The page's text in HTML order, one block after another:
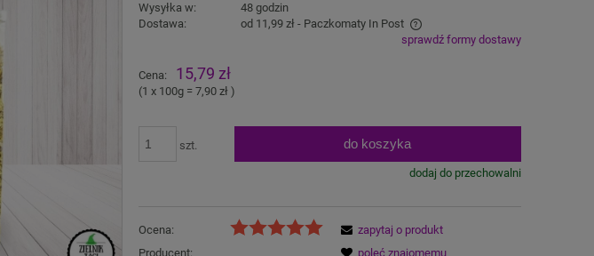
Wysyłka w:
48 godzin
Dostawa:
od 11,99 zł - Paczkomaty In Post
Cena nie zawiera ewentualnych kosztów
płatności
sprawdź formy dostawy
Cena: 15,79 zł
(1x 100g =7,90 zł)
szt. do koszyka
dodaj do przechowalni
Ocena:
Producent:
zapytaj o produkt
poleć znajomemu